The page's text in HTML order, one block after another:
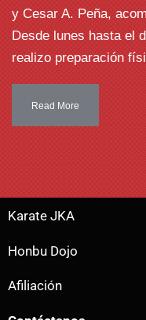
y Cesar A. Peña,
Desde lunes hasta el
realizo preparación
Read More
Karate JKA
Honbu Dojo
Afiliación